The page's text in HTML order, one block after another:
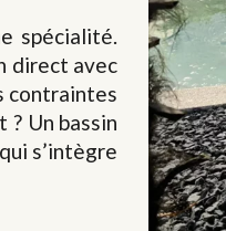
spécialité.
direct avec
contraintes
Un bassin
s’intègre